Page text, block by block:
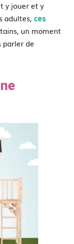
y jouer et y
adultes, ces
un moment
parler de